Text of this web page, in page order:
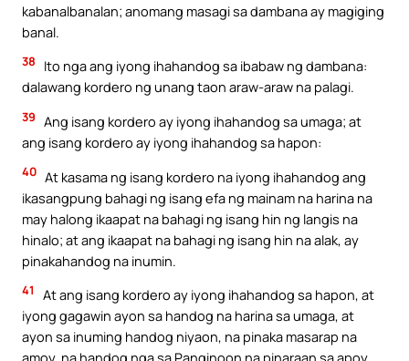
kabanalbanalan; anomang masagi sa dambana ay magiging
banal.
38
Ito nga ang iyong ihahandog sa ibabaw ng dambana:
dalawang kordero ng unang taon araw-araw na palagi.
39 Ang isang kordero ay iyong ihahandog sa umaga; at
ang isang kordero ay iyong ihahandog sa hapon:
40 At kasama ng isang kordero na iyong ihahandog ang
ikasangpung bahagi ng isang efa ng mainam na harina na
may halong ikaapat na bahagi ng isang hin ng langis na
hinalo; at ang ikaapat na bahagi ng isang hin na alak, ay
pinakahandog na inumin.
41
At ang isang kordero ay iyong ihahandog sa hapon, at
iyong gagawin ayon sa handog na harina sa umaga, at
ayon sa inuming handog niyaon, na pinaka masarap na